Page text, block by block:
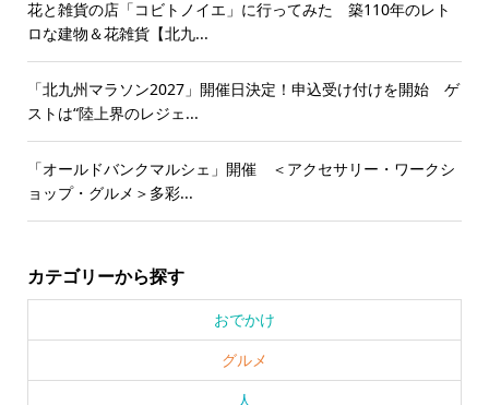
花と雑貨の店「コビトノイエ」に行ってみた 築110年のレト
ロな建物＆花雑貨【北九...
「北九州マラソン2027」開催日決定！申込受け付けを開始 ゲ
ストは“陸上界のレジェ...
「オールドバンクマルシェ」開催 ＜アクセサリー・ワークシ
ョップ・グルメ＞多彩...
カテゴリーから探す
おでかけ
グルメ
人